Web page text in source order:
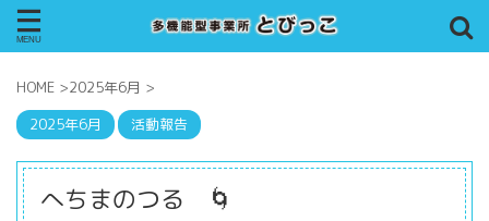
HOME >2025年6月 >
2025年6月
活動報告
へちまのつる 🌀